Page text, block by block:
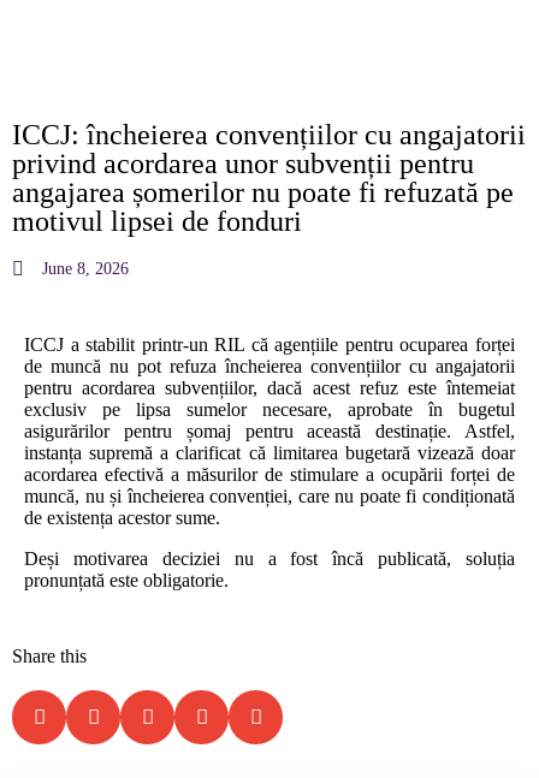
ICCJ: încheierea convențiilor cu angajatorii
privind acordarea unor subvenții pentru
angajarea șomerilor nu poate fi refuzată pe
motivul lipsei de fonduri
June 8, 2026
ICCJ a stabilit printr-un RIL că agențiile pentru ocuparea forței
de muncă nu pot refuza încheierea convențiilor cu angajatorii
pentru acordarea subvențiilor, dacă acest refuz este întemeiat
exclusiv pe lipsa sumelor necesare, aprobate în bugetul
asigurărilor pentru șomaj pentru această destinație. Astfel,
instanța supremă a clarificat că limitarea bugetară vizează doar
acordarea efectivă a măsurilor de stimulare a ocupării forței de
muncă, nu și încheierea convenției, care nu poate fi condiționată
de existența acestor sume.
Deși motivarea deciziei nu a fost încă publicată, soluția
pronunțată este obligatorie.
Share this